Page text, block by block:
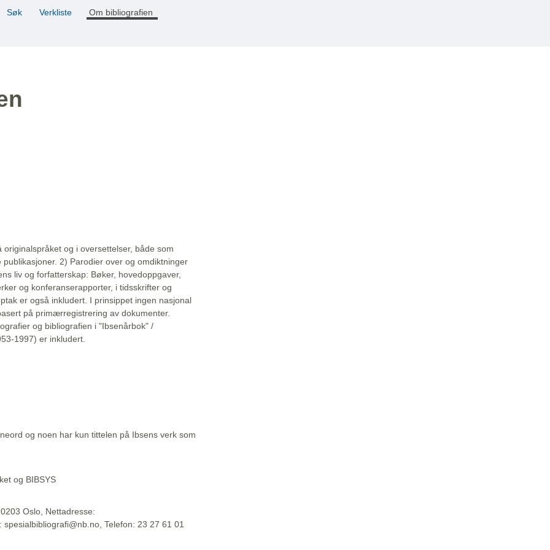
Søk Verkliste Om bibliografien
og i oversettelser, både som
2) Parodier over og omdiktninger
liv og forfatterskap: Bøker, hovedoppgaver,
og konferanserapporter, i tidsskrifter og
er også inkludert. I prinsippet ingen nasjonal
på primærregistrering av dokumenter.
og bibliografien i "Ibsenårbok" /
1997) er inkludert.
og noen har kun tittelen på Ibsens verk som
og BIBSYS
Oslo, Nettadresse:
Telefon: 23 27 61 01